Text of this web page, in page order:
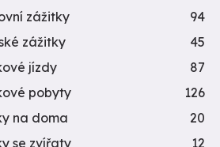
zážitky
94
zážitky
45
jízdy
87
pobyty
126
na doma
20
se zvířaty
12